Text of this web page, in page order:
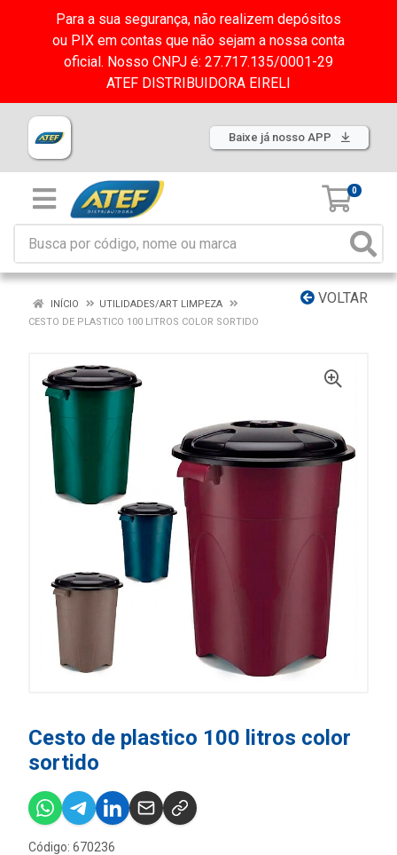
Para a sua segurança, não realizem depósitos
ou PIX em contas que não sejam a nossa conta
oficial. Nosso CNPJ é: 27.717.135/0001-29
ATEF DISTRIBUIDORA EIRELI
Baixe já nosso APP
0
VOLTAR
INÍCIO
UTILIDADES/ART LIMPEZA
CESTO DE PLASTICO 100 LITROS COLOR SORTIDO
Cesto de plastico 100 litros color
sortido
Código: 670236